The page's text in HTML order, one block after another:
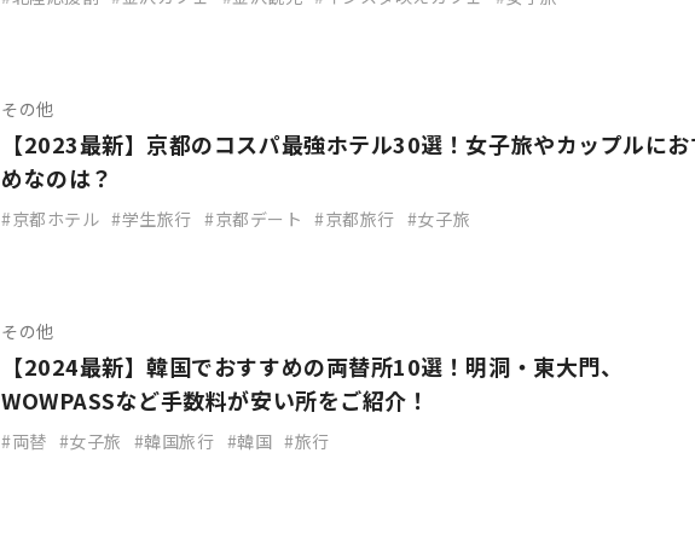
その他
【2023最新】京都のコスパ最強ホテル30選！女子旅やカップルにお
めなのは？
京都ホテル 学生旅行 京都デート 京都旅行 女子旅
その他
【2024最新】韓国でおすすめの両替所10選！明洞・東大門、
WOWPASSなど手数料が安い所をご紹介！
両替 女子旅 韓国旅行 韓国 旅行